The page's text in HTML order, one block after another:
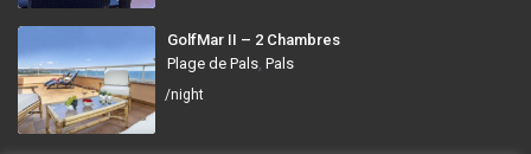
GolfMar II – 2 Chambres
Plage de Pals, Pals
/night